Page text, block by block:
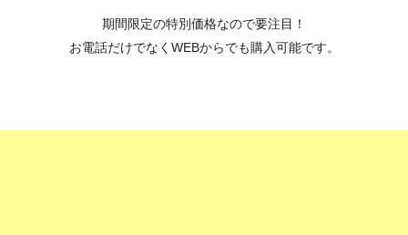
期間限定の特別価格なので要注目！
お電話だけでなくWEBからでも購入可能です。